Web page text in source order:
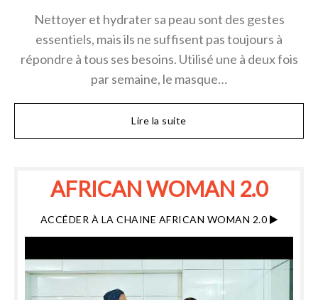
Nettoyer et hydrater sa peau sont des gestes
essentiels, mais ils ne suffisent pas toujours à
répondre à tous ses besoins. Utilisé une à deux fois
par semaine, le masque…
Lire la suite
AFRICAN WOMAN 2.0
ACCÉDER À LA CHAINE AFRICAN WOMAN 2.0